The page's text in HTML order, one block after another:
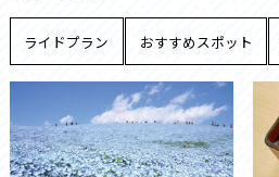
ライドプラン おすすめスポット